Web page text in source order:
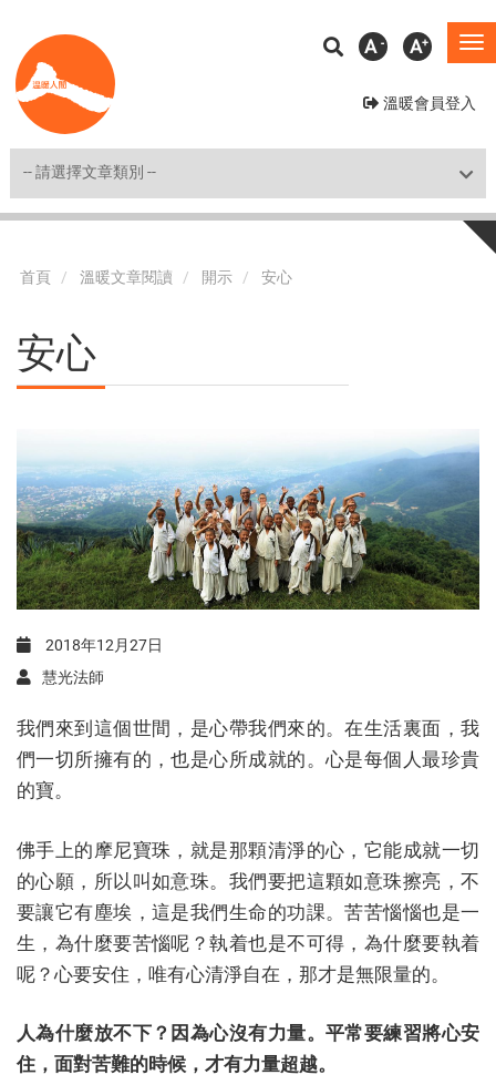
至
主
溫暖會員登入
A A
Shortcut
首頁 溫暖文章閱讀 開示 安心
安心
2018年12月27日
慧光法師
我們來到這個世間，是心帶我們來的。在生活裏面，我
們一切所擁有的，也是心所成就的。心是每個人最珍貴
的寶。
佛手上的摩尼寶珠，就是那顆清淨的心，它能成就一切
的心願，所以叫如意珠。我們要把這顆如意珠擦亮，不
要讓它有塵埃，這是我們生命的功課。苦苦惱惱也是一
生，為什麼要苦惱呢？執着也是不可得，為什麼要執着
呢？心要安住，唯有心清淨自在，那才是無限量的。
人為什麼放不下？因為心沒有力量。平常要練習將心安
住，面對苦難的時候，才有力量超越。